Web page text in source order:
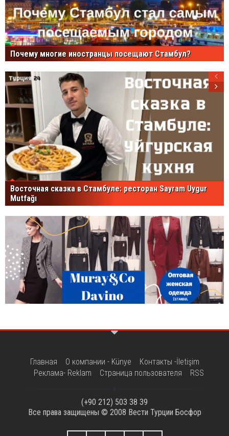
Почему многие иностранцы посещают Стамбул?
Восточная сказка в Стамбуле: ресторан Sayram Uygur
Mutfağı
Главная О компании - Künye
Контакты -İletişim
Реклама- Reklam
Страница пользователя RSS
(+90 212) 503 38 39
Все права защищены © 2008 Вести Турции Босфор